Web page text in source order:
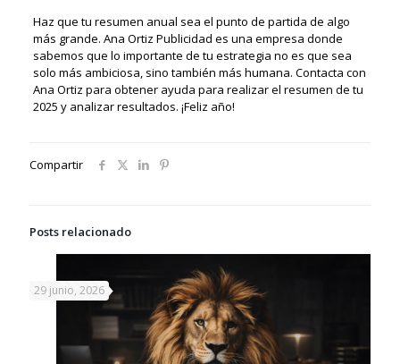
Haz que tu resumen anual sea el punto de partida de algo
más grande. Ana Ortiz Publicidad es una empresa donde
sabemos que lo importante de tu estrategia no es que sea
solo más ambiciosa, sino también más humana. Contacta con
Ana Ortiz para obtener ayuda para realizar el resumen de tu
2025 y analizar resultados. ¡Feliz año!
Compartir
Posts relacionado
29 junio, 2026